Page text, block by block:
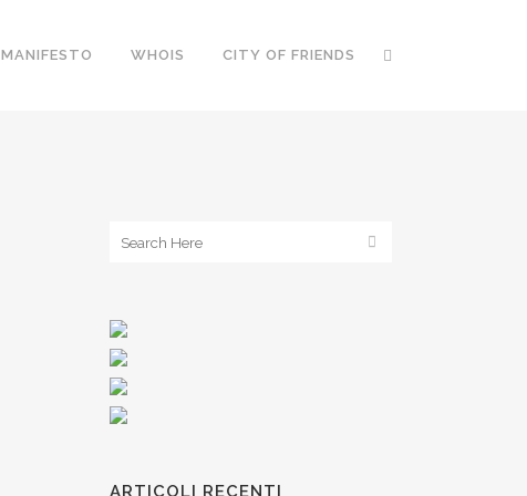
MANIFESTO WHOIS CITY OF FRIENDS
ARTICOLI RECENTI